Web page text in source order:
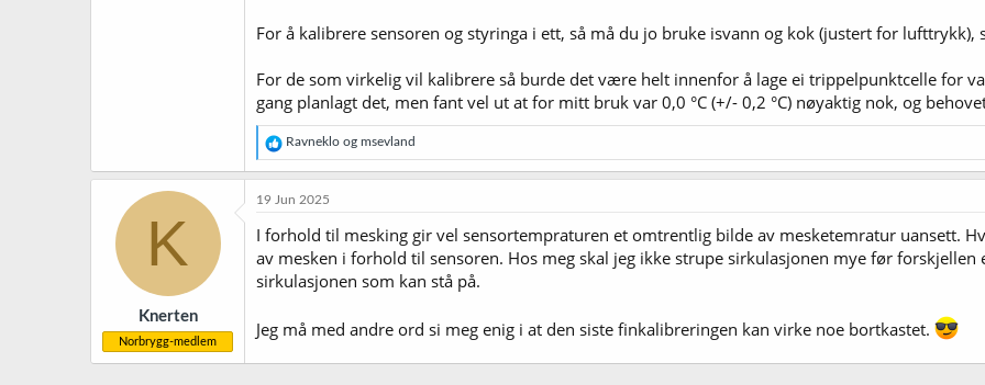
For å kalibrere sensoren og styringa i ett, så må du jo bruke isvann og kok (justert for lufttrykk),
For de som virkelig vil kalibrere så burde det være helt innenfor å lage ei trippelpunktcelle for
gang planlagt det, men fant vel ut at for mitt bruk var 0,0 °C (+/- 0,2 °C) nøyaktig nok, og
R
e
a
n
e
Ravneklo og msevland
K
Knerten
Norbrygg-medlem
19 Jun 2025
I forhold til mesking gir vel sensortempraturen et omtrentlig bilde av mesketemratur uansett.
av mesken i forhold til sensoren. Hos meg skal jeg ikke strupe sirkulasjonen mye før
sirkulasjonen som kan stå på.
Jeg må med andre ord si meg enig i at den siste finkalibreringen kan virke noe bortkastet.